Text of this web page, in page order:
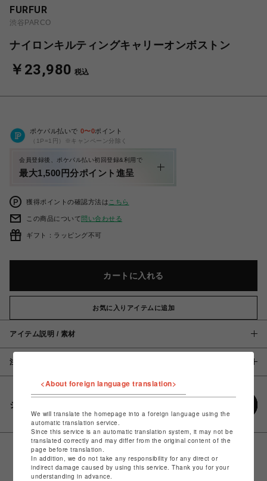
FURFUR
渋谷PARCO
ナイロンキルティングキャリーオンボストン
￥23,980 税込
ポケパル払いで 0〜0ポイント
（1P=1円）※キャンペーン分除く
会員登録後、ポケパル払い初回登録&利用で
最大1,500円分ポイント進呈
獲得ポイントの確認方法は こちら
この商品について問い合わせる
ギフト：ラッピング不可
カートに入れる
お気に入りアイテムに追加
アイテム説明 / 素材
注意事項
シェアする
<About foreign language translation>
We will translate the homepage into a foreign language using the
automatic translation service.
Since this service is an automatic translation system, it may not be
translated correctly and may differ from the original content of the
page before translation.
In addition, we do not take any responsibility for any direct or
indirect damage caused by using this service. Thank you for your
understanding in advance.